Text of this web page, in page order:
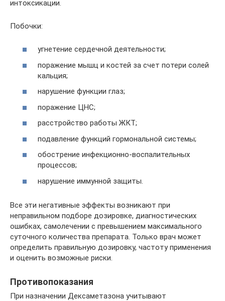
интоксикации.
Побочки:
угнетение сердечной деятельности;
поражение мышц и костей за счет потери солей
кальция;
нарушение функции глаз;
поражение ЦНС;
расстройство работы ЖКТ;
подавление функций гормональной системы;
обострение инфекционно-воспалительных
процессов;
нарушение иммунной защиты.
Все эти негативные эффекты возникают при
неправильном подборе дозировке, диагностических
ошибках, самолечении с превышением максимального
суточного количества препарата. Только врач может
определить правильную дозировку, частоту применения
и оценить возможные риски.
Противопоказания
При назначении Дексаметазона учитывают